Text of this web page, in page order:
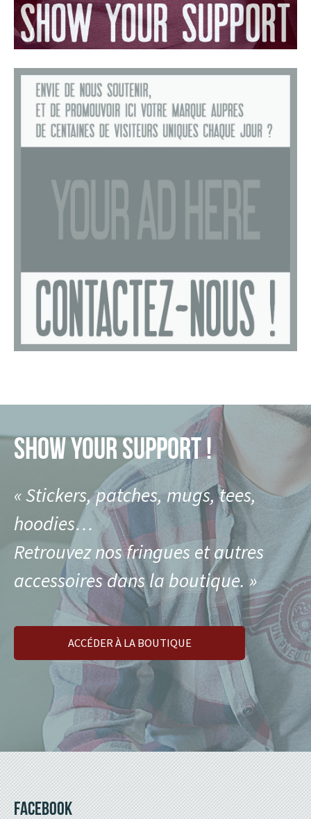
SHOW YOUR SUPPORT !
« Stickers, patches, mugs, tees,
hoodies…
Retrouvez nos fringues et autres
accessoires dans la boutique. »
ACCÉDER À LA BOUTIQUE
FACEBOOK